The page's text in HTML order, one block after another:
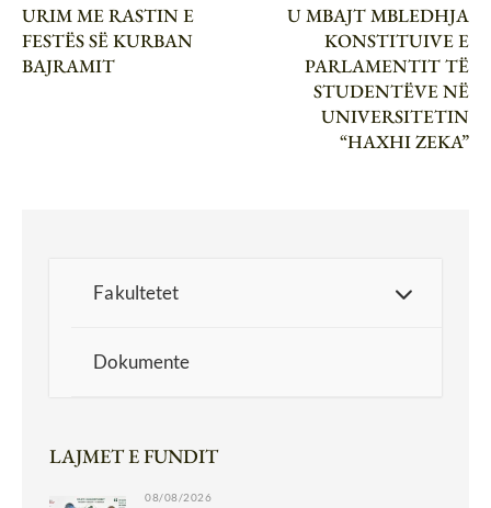
URIM ME RASTIN E
FESTËS SË KURBAN
BAJRAMIT
U MBAJT MBLEDHJA
KONSTITUIVE E
PARLAMENTIT TË
STUDENTËVE NË
UNIVERSITETIN
“HAXHI ZEKA”
Fakultetet
Dokumente
LAJMET E FUNDIT
08/08/2026